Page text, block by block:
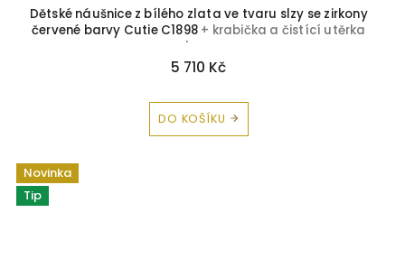
Dětské náušnice z bílého zlata ve tvaru slzy se zirkony
červené barvy Cutie C1898 + krabička a čistící utěrka
zdarma
5 710 Kč
DO KOŠÍKU
Novinka
Tip